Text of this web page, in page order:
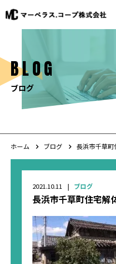
BLOG
ブログ
ホーム ブログ 長浜市千草
2021.10.11 ブログ
長浜市千草町住宅解